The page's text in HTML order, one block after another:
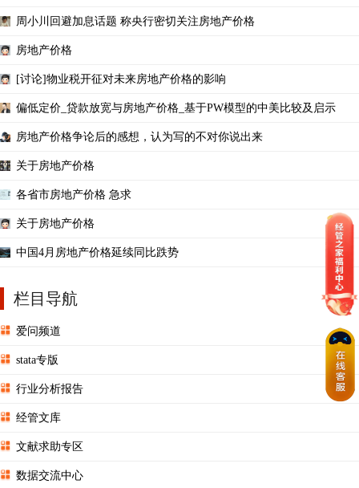
周小川回避加息话题 称央行密切关注房地产价格
房地产价格
[讨论]物业税开征对未来房地产价格的影响
偏低定价_贷款放宽与房地产价格_基于PW模型的中美比较及启示
房地产价格争论后的感想，认为写的不对你说出来
关于房地产价格
各省市房地产价格 急求
关于房地产价格
中国4月房地产价格延续同比跌势
栏目导航
爱问频道
stata专版
行业分析报告
经管文库
文献求助专区
数据交流中心